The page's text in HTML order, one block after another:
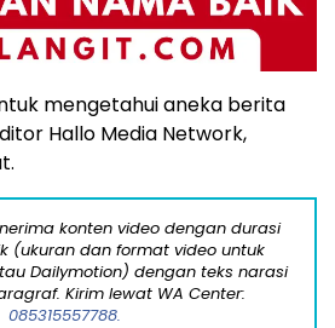
mengetahui aneka berita
Hallo Media Network,
konten video dengan durasi
(ukuran dan format video untuk
Dailymotion) dengan teks narasi
Kirim lewat WA Center:
085315557788.